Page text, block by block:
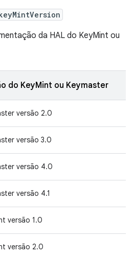
da HAL do KeyMint ou
do KeyMint ou Keymaster
versão 2.0
versão 3.0
versão 4.0
versão 4.1
versão 1.0
versão 2.0